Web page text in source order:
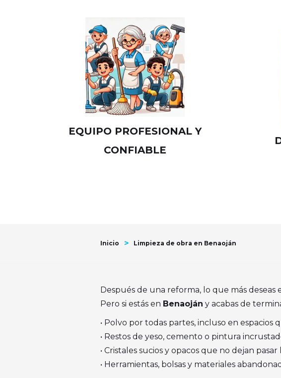
EQUIPO PROFESIONAL Y
CONFIABLE
Inicio > Limpieza de obra en Benaoján
Después de una reforma, lo que más
Pero si estás en Benaoján y acabas de
• Polvo por todas partes, incluso en
• Restos de yeso, cemento o pintura
• Cristales sucios y opacos que no dejan pasar
• Herramientas, bolsas y materiales